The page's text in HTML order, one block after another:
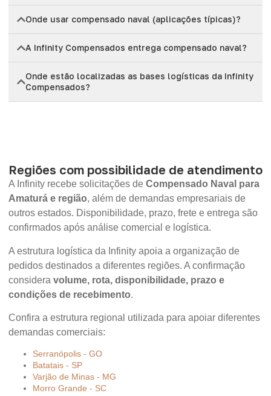
Onde usar compensado naval (aplicações típicas)?
A Infinity Compensados entrega compensado naval?
Onde estão localizadas as bases logísticas da Infinity
Compensados?
Regiões com possibilidade de atendimento
A Infinity recebe solicitações de Compensado Naval para
Amaturá e região, além de demandas empresariais de
outros estados. Disponibilidade, prazo, frete e entrega são
confirmados após análise comercial e logística.
A estrutura logística da Infinity apoia a organização de
pedidos destinados a diferentes regiões. A confirmação
considera volume, rota, disponibilidade, prazo e
condições de recebimento.
Confira a estrutura regional utilizada para apoiar diferentes
demandas comerciais:
Serranópolis - GO
Batatais - SP
Varjão de Minas - MG
Morro Grande - SC